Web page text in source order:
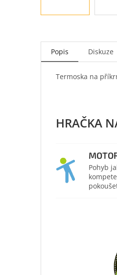
Popis Diskuze
Termoska na
Pohyb